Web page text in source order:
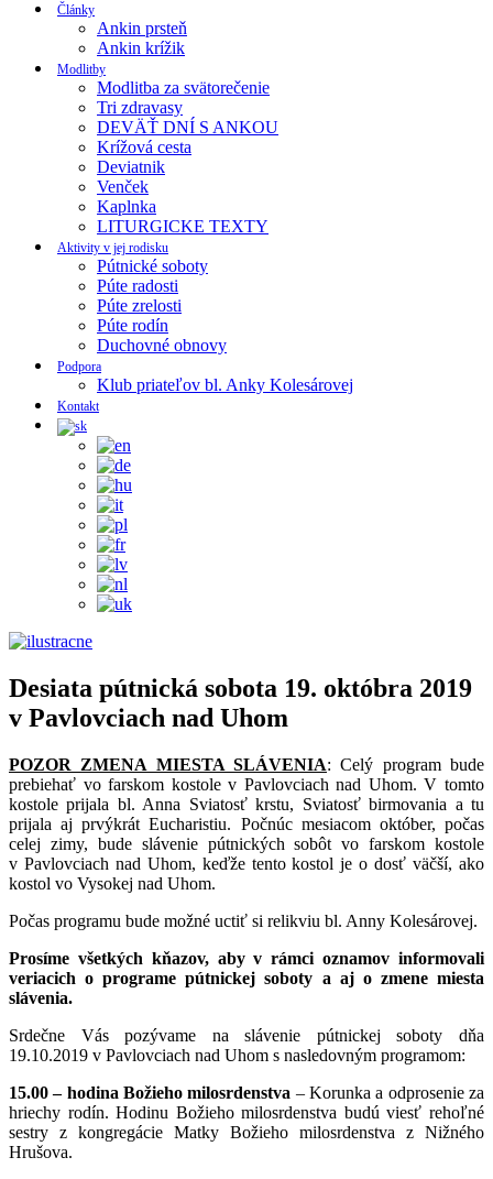
Články
Ankin prsteň
Ankin krížik
Modlitby
Modlitba za svätorečenie
Tri zdravasy
DEVÄŤ DNÍ S ANKOU
Krížová cesta
Deviatnik
Venček
Kaplnka
LITURGICKE TEXTY
Aktivity v jej rodisku
Pútnické soboty
Púte radosti
Púte zrelosti
Púte rodín
Duchovné obnovy
Podpora
Klub priateľov bl. Anky Kolesárovej
Kontakt
Desiata pútnická sobota 19. októbra 2019
v Pavlovciach nad Uhom
POZOR ZMENA MIESTA SLÁVENIA: Celý program bude
prebiehať vo farskom kostole v Pavlovciach nad Uhom. V tomto
kostole prijala bl. Anna Sviatosť krstu, Sviatosť birmovania a tu
prijala aj prvýkrát Eucharistiu. Počnúc mesiacom október, počas
celej zimy, bude slávenie pútnických sobôt vo farskom kostole
v Pavlovciach nad Uhom, keďže tento kostol je o dosť väčší, ako
kostol vo Vysokej nad Uhom.
Počas programu bude možné uctiť si relikviu bl. Anny Kolesárovej.
Prosíme všetkých kňazov, aby v rámci oznamov informovali
veriacich o programe pútnickej soboty a aj o zmene miesta
slávenia.
Srdečne Vás pozývame na slávenie pútnickej soboty dňa
19.10.2019 v Pavlovciach nad Uhom s nasledovným programom:
15.00 – hodina Božieho milosrdenstva – Korunka a odprosenie za
hriechy rodín. Hodinu Božieho milosrdenstva budú viesť rehoľné
sestry z kongregácie Matky Božieho milosrdenstva z Nižného
Hrušova.